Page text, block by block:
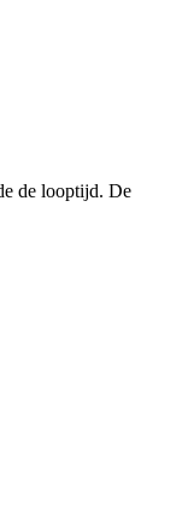
de looptijd. De